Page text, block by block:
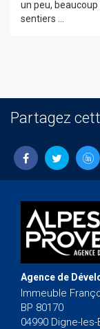
un peu,
sentiers ...
Partagez
Agence de
Immeuble
BP 80170
04990 Digne-